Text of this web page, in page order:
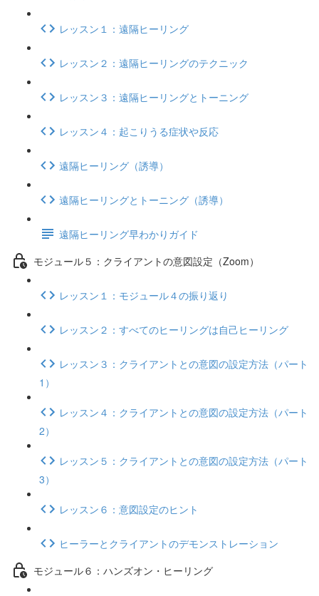
レッスン１：遠隔ヒーリング
レッスン２：遠隔ヒーリングのテクニック
レッスン３：遠隔ヒーリングとトーニング
レッスン４：起こりうる症状や反応
遠隔ヒーリング（誘導）
遠隔ヒーリングとトーニング（誘導）
遠隔ヒーリング早わかりガイド
モジュール５：クライアントの意図設定（Zoom）
レッスン１：モジュール４の振り返り
レッスン２：すべてのヒーリングは自己ヒーリング
レッスン３：クライアントとの意図の設定方法（パート
1）
レッスン４：クライアントとの意図の設定方法（パート
2）
レッスン５：クライアントとの意図の設定方法（パート
3）
レッスン６：意図設定のヒント
ヒーラーとクライアントのデモンストレーション
モジュール６：ハンズオン・ヒーリング